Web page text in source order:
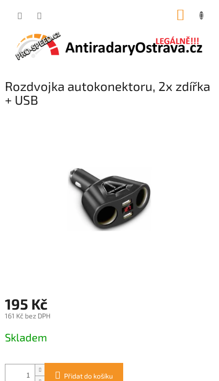
Rozdvojka autokonektoru, 2x zdířka
+ USB
195 Kč
161 Kč bez DPH
cena:
Skladem
Přidat do košíku